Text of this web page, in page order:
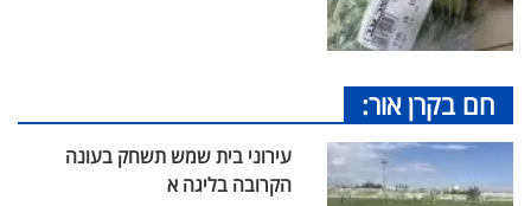
חם בקרן אור:
עירוני בית שמש תשחק בעונה
הקרובה בליגה א